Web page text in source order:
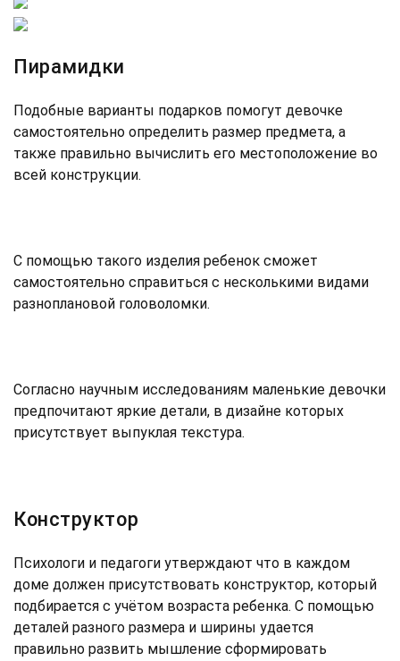
Пирамидки
Подобные варианты подарков помогут девочке
самостоятельно определить размер предмета, а
также правильно вычислить его местоположение во
всей конструкции.
С помощью такого изделия ребенок сможет
самостоятельно справиться с несколькими видами
разноплановой головоломки.
Согласно научным исследованиям маленькие девочки
предпочитают яркие детали, в дизайне которых
присутствует выпуклая текстура.
Конструктор
Психологи и педагоги утверждают что в каждом
доме должен присутствовать конструктор, который
подбирается с учётом возраста ребенка. С помощью
деталей разного размера и ширины удается
правильно развить мышление сформировать